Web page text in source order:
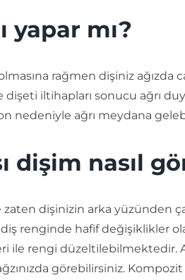
yapar mı?
rağmen dişiniz ağızda
iltihapları sonucu ağrı
nedeniyle ağrı meydana
dişim nasıl
dişinizin arka yüzünden
renginde hafif değişiklikler
ile rengi düzeltilebilmektedir.
görebilirsiniz.